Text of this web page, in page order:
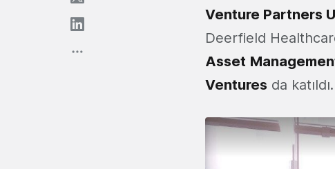
Venture Partners
Deerfield
Asset
Ventures da katıldı.